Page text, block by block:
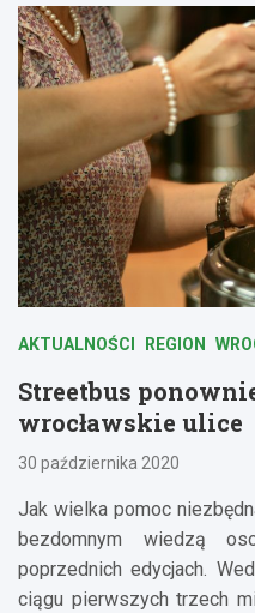
AKTUALNOŚCI REGION
Streetbus
wrocławskie ulice
30 października 2020
Jak wielka pomoc
bezdomnym wiedzą
poprzednich edycjach.
ciągu pierwszych trzech